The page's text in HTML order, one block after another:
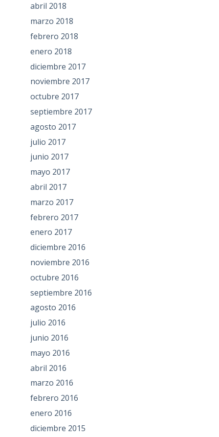
abril 2018
marzo 2018
febrero 2018
enero 2018
diciembre 2017
noviembre 2017
octubre 2017
septiembre 2017
agosto 2017
julio 2017
junio 2017
mayo 2017
abril 2017
marzo 2017
febrero 2017
enero 2017
diciembre 2016
noviembre 2016
octubre 2016
septiembre 2016
agosto 2016
julio 2016
junio 2016
mayo 2016
abril 2016
marzo 2016
febrero 2016
enero 2016
diciembre 2015